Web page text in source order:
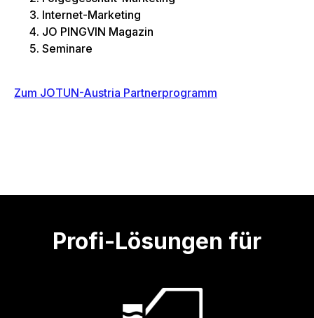
Internet-Marketing
JO PINGVIN Magazin
Seminare
Zum JOTUN-Austria Partnerprogramm
Profi-Lösungen für